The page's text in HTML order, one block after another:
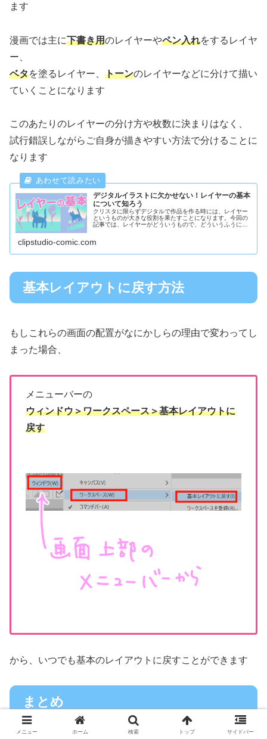
ます
漫画では主に下書き用のレイヤーやペン入れをするレイヤ
ー、
ベタを塗るレイヤー、 トーンのレイヤーなどに分けて描い
ていくことになります
このあたりのレイヤーの分け方や枚数に決まりはなく、
試行錯誤しながらご自身が描きやすい方法で分けることに
なります
デジタルイラストに欠かせない！レイヤーの基本
について知ろう
クリスタに限らずデジタルで作品を作る時には、レイヤー
というものが大きな役割を果たすことになります。今回の
記事では、レイヤーがどういうもので、どういうふうに使
clipstudio-comic.com
基本レイアウトに戻す方法
もしこれらの画面の配置がなにかしらの理由で変わってし
まった場合、
メニューバーの
ウィンドウ＞ワークスペース＞基本レイアウトに
戻す
から、いつでも基本のレイアウトに戻すことができます
まとめ
メニュー ホーム 検索 トップ サイドバー